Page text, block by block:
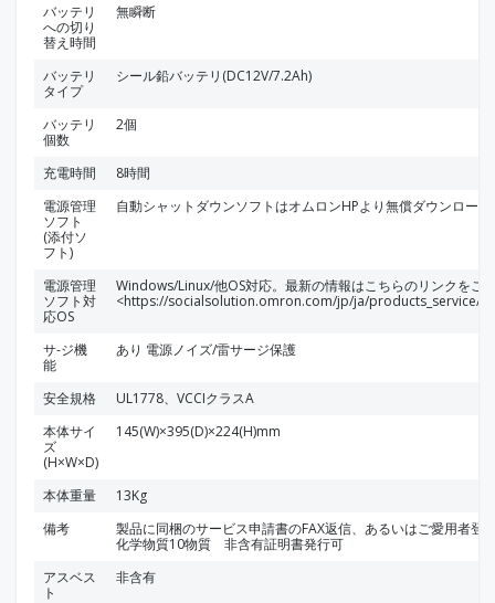
バッテリ
への切り
替え時間
無瞬断
バッテリ
タイプ
シール鉛バッテリ(DC12V/7.2Ah)
バッテリ
個数
2個
充電時間
8時間
電源管理
ソフト
(添付ソ
フト)
自動シャットダウンソフトはオムロンHPより無償ダウンロード
電源管理
ソフト対
応OS
Windows/Linux/他OS対応。最新の情報はこちらのリンクをご
<https://socialsolution.omron.com/jp/ja/products_service/
サ-ジ機
能
あり 電源ノイズ/雷サージ保護
安全規格
UL1778、VCCIクラスA
本体サイ
ズ
(H×W×D)
145(W)×395(D)×224(H)mm
本体重量
13Kg
備考
製品に同梱のサービス申請書のFAX返信、あるいはご愛用者登
化学物質10物質 非含有証明書発行可
アスベス
ト
非含有